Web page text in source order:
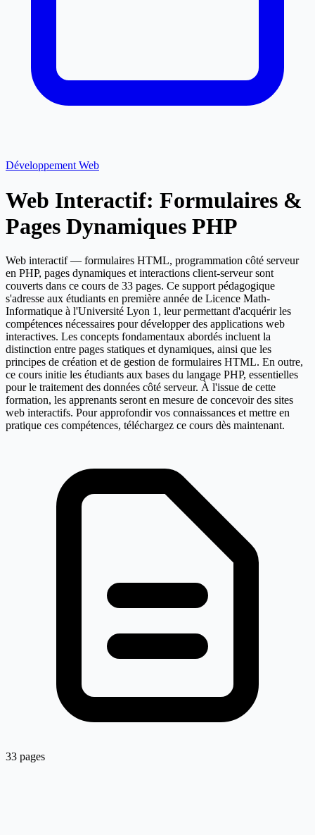
Développement Web
Web Interactif: Formulaires &
Pages Dynamiques PHP
Web interactif — formulaires HTML, programmation côté serveur
en PHP, pages dynamiques et interactions client-serveur sont
couverts dans ce cours de 33 pages. Ce support pédagogique
s'adresse aux étudiants en première année de Licence Math-
Informatique à l'Université Lyon 1, leur permettant d'acquérir les
compétences nécessaires pour développer des applications web
interactives. Les concepts fondamentaux abordés incluent la
distinction entre pages statiques et dynamiques, ainsi que les
principes de création et de gestion de formulaires HTML. En outre,
ce cours initie les étudiants aux bases du langage PHP, essentielles
pour le traitement des données côté serveur. À l'issue de cette
formation, les apprenants seront en mesure de concevoir des sites
web interactifs. Pour approfondir vos connaissances et mettre en
pratique ces compétences, téléchargez ce cours dès maintenant.
33 pages